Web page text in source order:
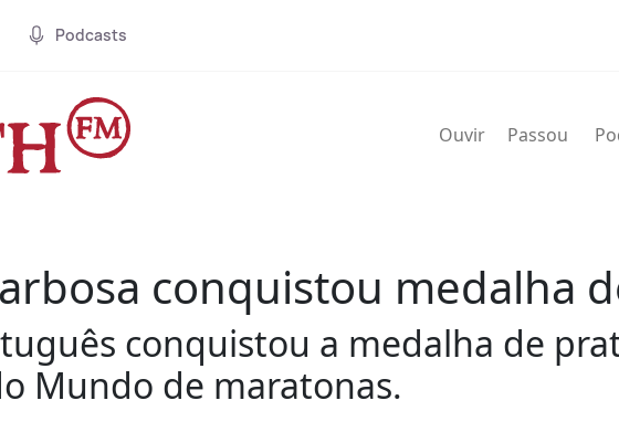
Podcasts
Ouvir Passou
conquistou medalha
conquistou a medalha de
Mundo de maratonas.